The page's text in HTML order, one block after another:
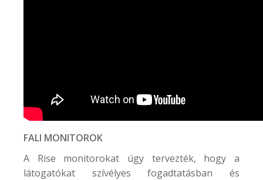
FALI MONITOROK
A Rise monitorokat úgy tervezték, hogy a
látogatókat szívélyes fogadtatásban és